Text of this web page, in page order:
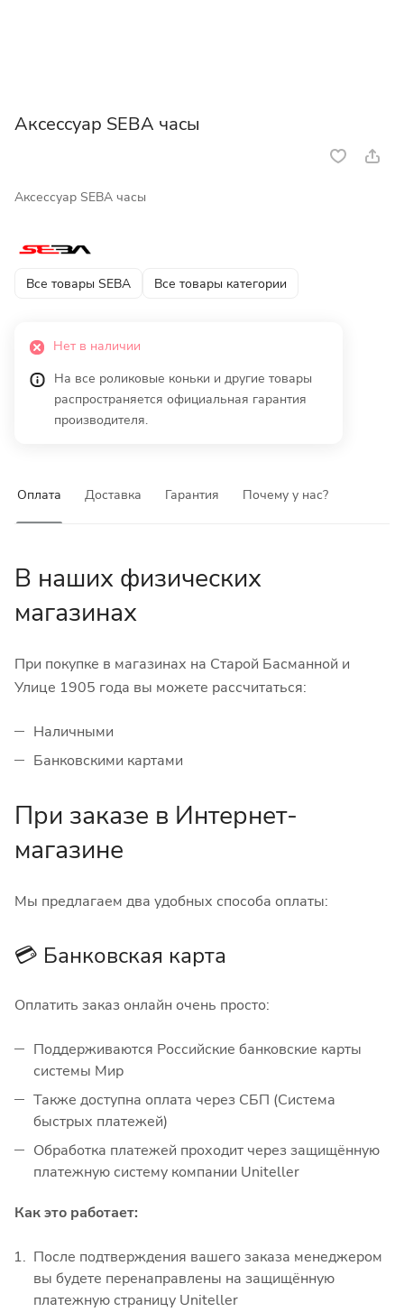
Аксессуар SEBA часы
Аксессуар SEBA часы
Все товары SEBA Все товары категории
Нет в наличии
На все роликовые коньки и другие товары
распространяется официальная гарантия
производителя.
Оплата Доставка Гарантия Почему у нас?
В наших физических
магазинах
При покупке в магазинах на Старой Басманной и
Улице 1905 года вы можете рассчитаться:
Наличными
Банковскими картами
При заказе в Интернет-
магазине
Мы предлагаем два удобных способа оплаты:
💳 Банковская карта
Оплатить заказ онлайн очень просто:
Поддерживаются Российские банковские карты
системы Мир
Также доступна оплата через СБП (Система
быстрых платежей)
Обработка платежей проходит через защищённую
платежную систему компании Uniteller
Как это работает:
После подтверждения вашего заказа менеджером
вы будете перенаправлены на защищённую
платежную страницу Uniteller